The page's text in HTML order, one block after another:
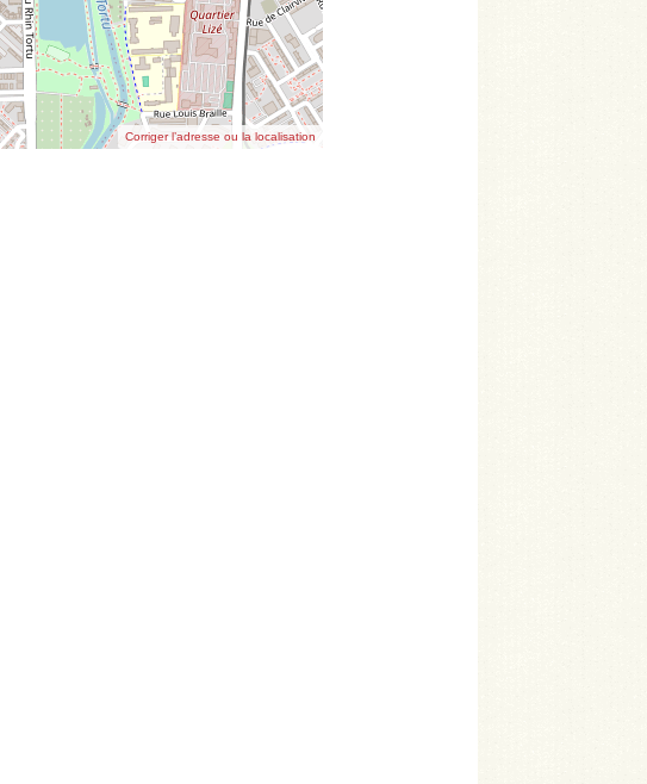
Corriger l’adresse ou la localisation